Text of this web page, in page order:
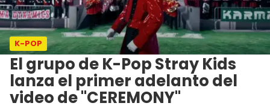
K-POP
El grupo de K-Pop Stray Kids
lanza el primer adelanto del
video de "CEREMONY"